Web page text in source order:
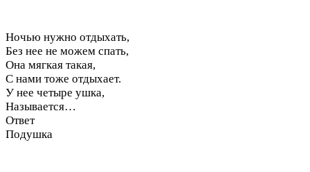
Ночью нужно отдыхать,
Без нее не можем спать,
Она мягкая такая,
С нами тоже отдыхает.
У нее четыре ушка,
Называется…
Ответ
Подушка